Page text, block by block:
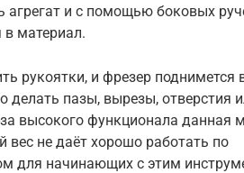
агрегат и с помощью боковых
в материал.
рукоятки, и фрезер поднимется
пазы, вырезы, отверстия
высокого функционала данная
вес не даёт хорошо работать по
для начинающих с этим